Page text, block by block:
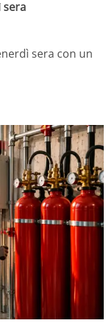
sera
sera con un